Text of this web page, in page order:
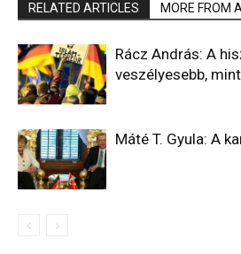
RELATED ARTICLES MORE FROM
Rácz András: A
veszélyesebb,
Máté T. Gyula: A